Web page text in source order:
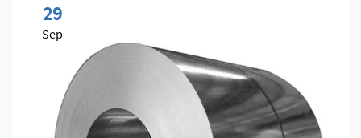
29
Sep